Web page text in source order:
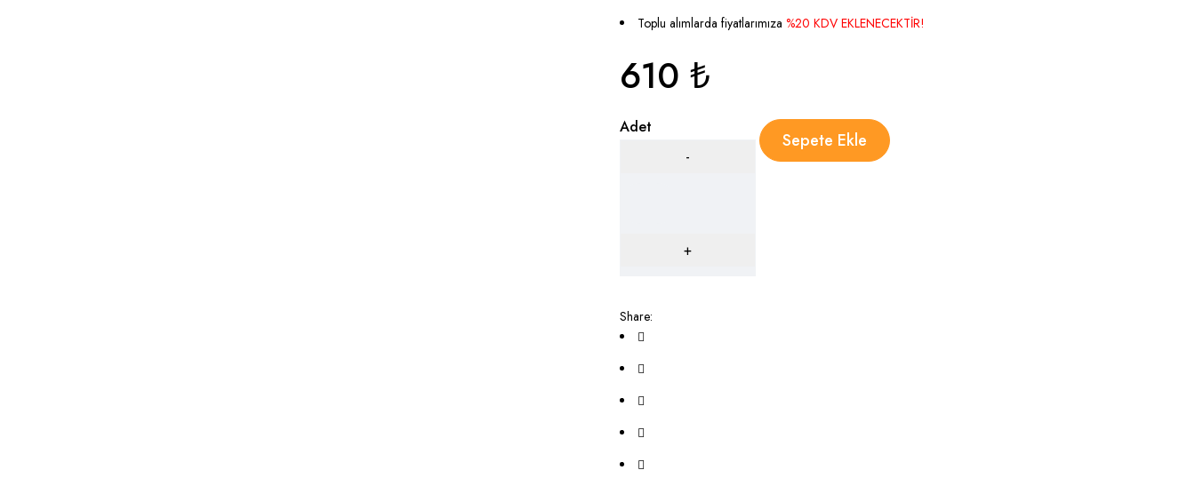
Toplu alımlarda fiyatlarımıza %20 KDV EKLENECEKTİR!
610 ₺
Adet
Sepete Ekle
Share: